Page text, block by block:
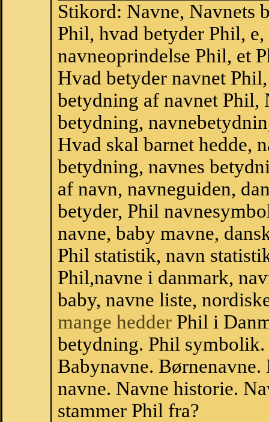
Stikord: Navne, Navnets
Phil, hvad betyder Phil,
navneoprindelse Phil, et
Hvad betyder navnet
betydning af navnet Phil,
betydning,
Hvad skal barnet hedde,
betydning, navnes
af navn, navneguiden,
betyder, Phil
navne, baby mavne,
Phil statistik, navn
Phil,navne i danmark,
baby, navne liste,
mange hedder Phil i
betydning. Phil
Babynavne.
navne. Navne historie.
stammer Phil fra?